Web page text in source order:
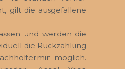
gilt die ausgefallene
und werden die
die Rückzahlung
möglich.